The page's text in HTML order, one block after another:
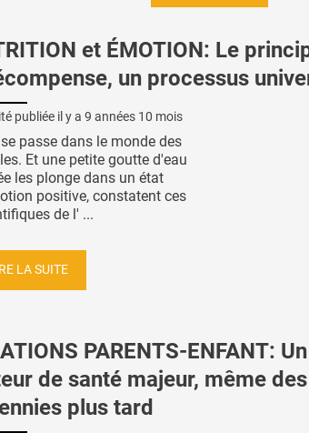
et ÉMOTION: Le
un processus
publiée il y a 9 années 10 mois
passe dans le monde des
Et une petite goutte d'eau
les plonge dans un état
positive, constatent ces
de l' ...
LA SUITE
PARENTS-ENFANT: Un
de santé majeur, même des
plus tard